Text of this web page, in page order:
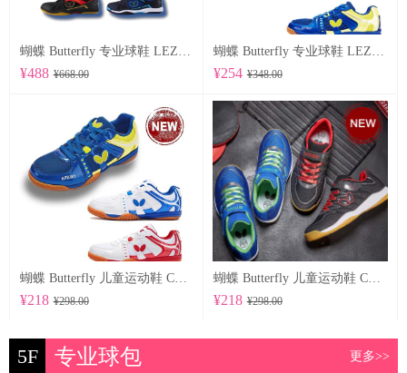
蝴蝶 Butterfly 专业球鞋 LEZOLINE-12
¥488 ¥668.00
蝴蝶 Butterfly 专业球鞋 LEZOLINE-10
¥254 ¥348.00
蝴蝶 Butterfly 儿童运动鞋 CHD-6
¥218 ¥298.00
蝴蝶 Butterfly 儿童运动鞋 CHD-5
¥218 ¥298.00
5F 专业球包 更多>>